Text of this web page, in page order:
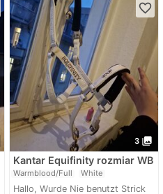
3 photo_library
favorite_border
Kantar Equifinity rozmiar WB
Warmblood/Full White
Hallo, Wurde Nie benutzt Strick